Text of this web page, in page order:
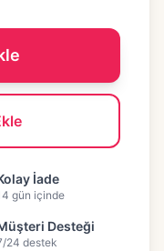
İade
gün içinde
Desteği
24 destek